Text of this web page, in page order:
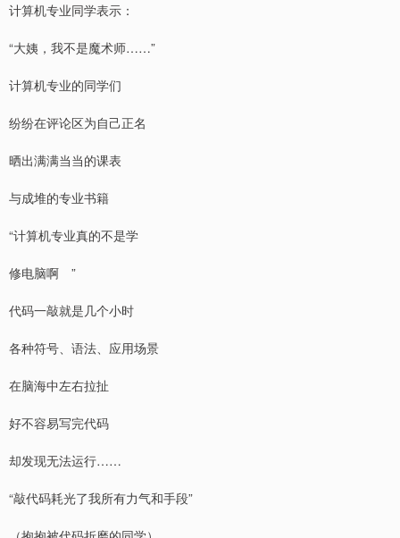
计算机专业同学表示：
“大姨，我不是魔术师……”
计算机专业的同学们
纷纷在评论区为自己正名
晒出满满当当的课表
与成堆的专业书籍
“计算机专业真的不是学
修电脑啊 ”
代码一敲就是几个小时
各种符号、语法、应用场景
在脑海中左右拉扯
好不容易写完代码
却发现无法运行……
“敲代码耗光了我所有力气和手段”